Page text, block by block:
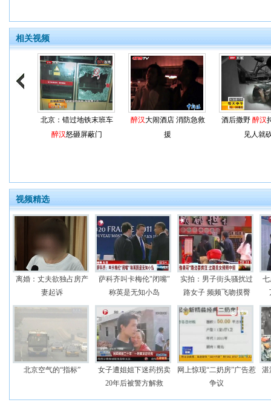
相关视频
北京：错过地铁末班车
醉汉怒砸屏蔽门
醉汉大闹酒店 消防急救
援
酒后撒野 醉汉
见人就
视频精选
离婚：丈夫欲独占房产
妻起诉
萨科齐叫卡梅伦"闭嘴"
称英是无知小岛
实拍：男子街头骚扰过
路女子 频频飞吻摸臀
北京空气的“指标”
女子遭姐姐下迷药拐卖
20年后被警方解救
网上惊现“二奶房”广告惹
争议
湛